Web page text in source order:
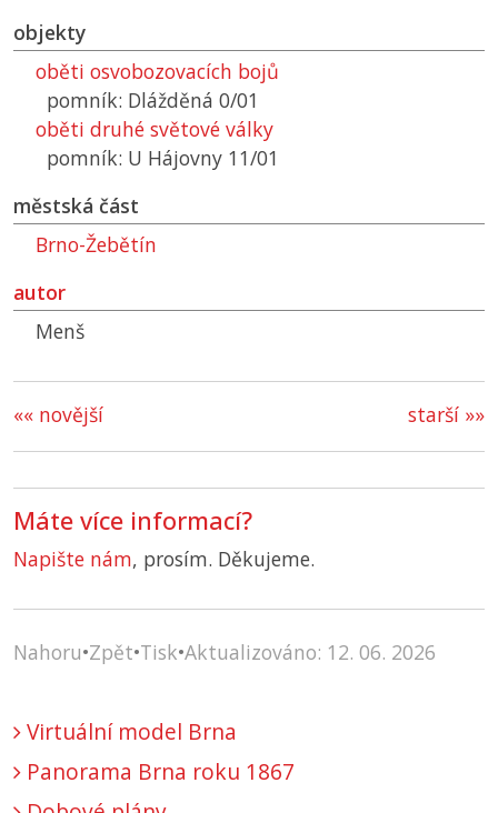
objekty
oběti osvobozovacích bojů
pomník: Dlážděná 0/01
oběti druhé světové války
pomník: U Hájovny 11/01
městská část
Brno-Žebětín
autor
Menš
starší »»
«« novější
Máte více informací?
Napište nám, prosím. Děkujeme.
Nahoru•Zpět•Tisk•Aktualizováno: 12. 06. 2026
Virtuální model Brna
Panorama Brna roku 1867